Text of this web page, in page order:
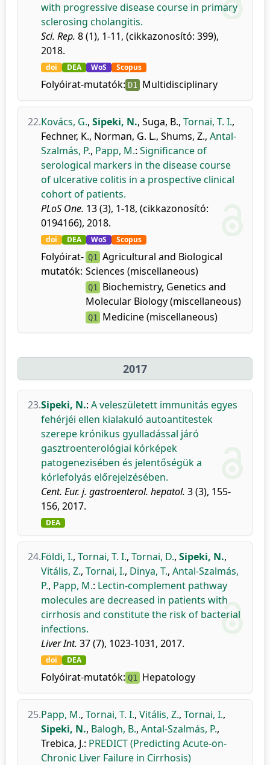
with progressive disease course in primary
sclerosing cholangitis.
Sci. Rep. 8 (1), 1-11, (cikkazonosító: 399),
2018.
doi DEA WoS Scopus
Folyóirat-mutatók: D1 Multidisciplinary
22.Kovács, G., Sipeki, N., Suga, B., Tornai, T. I.,
Fechner, K., Norman, G. L., Shums, Z., Antal-
Szalmás, P., Papp, M.: Significance of
serological markers in the disease course
of ulcerative colitis in a prospective clinical
cohort of patients.
PLoS One. 13 (3), 1-18, (cikkazonosító:
0194166), 2018.
doi DEA WoS Scopus
Folyóirat-
mutatók:
Q1 Agricultural and Biological
Sciences (miscellaneous)
Q1 Biochemistry, Genetics and
Molecular Biology (miscellaneous)
Q1 Medicine (miscellaneous)
2017
23.Sipeki, N.: A veleszületett immunitás egyes
fehérjéi ellen kialakuló autoantitestek
szerepe krónikus gyulladással járó
gasztroenterológiai kórképek
patogenezisében és jelentőségük a
kórlefolyás előrejelzésében.
Cent. Eur. j. gastroenterol. hepatol. 3 (3), 155-
156, 2017.
DEA
24.Földi, I., Tornai, T. I., Tornai, D., Sipeki, N.,
Vitális, Z., Tornai, I., Dinya, T., Antal-Szalmás,
P., Papp, M.: Lectin-complement pathway
molecules are decreased in patients with
cirrhosis and constitute the risk of bacterial
infections.
Liver Int. 37 (7), 1023-1031, 2017.
doi DEA
Folyóirat-mutatók: Q1 Hepatology
25.Papp, M., Tornai, T. I., Vitális, Z., Tornai, I.,
Sipeki, N., Balogh, B., Antal-Szalmás, P.,
Trebica, J.: PREDICT (Predicting Acute-on-
Chronic Liver Failure in Cirrhosis)